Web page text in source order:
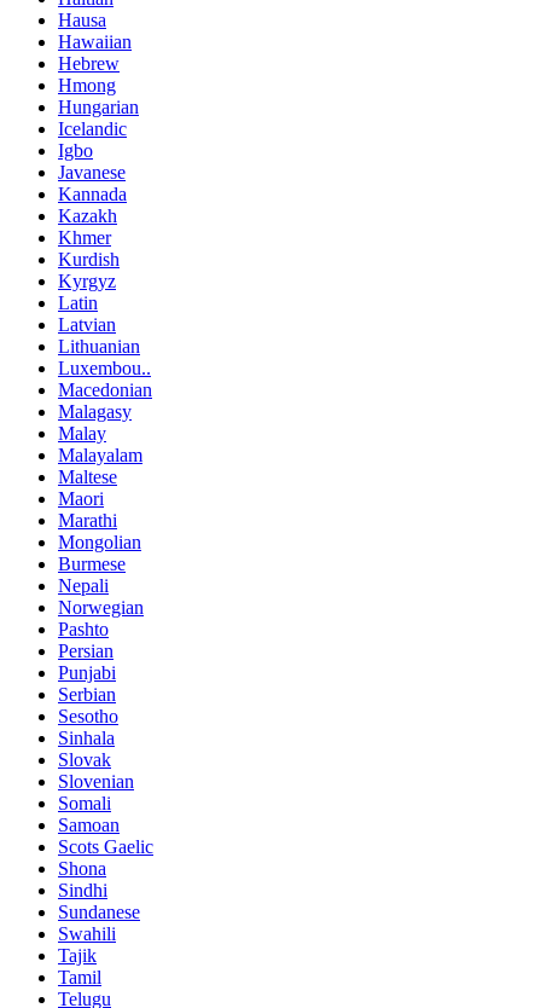
Hausa
Hawaiian
Hebrew
Hmong
Hungarian
Icelandic
Igbo
Javanese
Kannada
Kazakh
Khmer
Kurdish
Kyrgyz
Latin
Latvian
Lithuanian
Luxembou..
Macedonian
Malagasy
Malay
Malayalam
Maltese
Maori
Marathi
Mongolian
Burmese
Nepali
Norwegian
Pashto
Persian
Punjabi
Serbian
Sesotho
Sinhala
Slovak
Slovenian
Somali
Samoan
Scots Gaelic
Shona
Sindhi
Sundanese
Swahili
Tajik
Tamil
Telugu